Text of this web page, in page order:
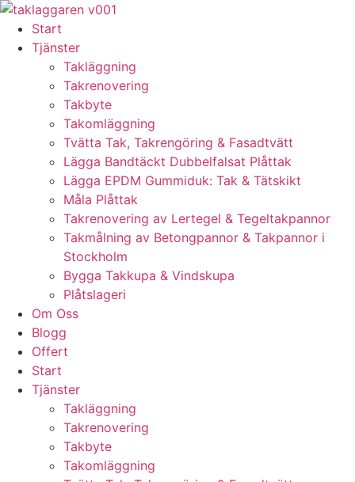
Skip
content
Start
Tjänster
Takläggning
Takrenovering
Takbyte
Takomläggning
Tvätta Tak, Takrengöring & Fasadtvätt
Lägga Bandtäckt Dubbelfalsat Plåttak
Lägga EPDM Gummiduk: Tak & Tätskikt
Måla Plåttak
Takrenovering av Lertegel & Tegeltakpannor
Takmålning av Betongpannor & Takpannor i
Stockholm
Bygga Takkupa & Vindskupa
Plåtslageri
Om Oss
Blogg
Offert
Start
Tjänster
Takläggning
Takrenovering
Takbyte
Takomläggning